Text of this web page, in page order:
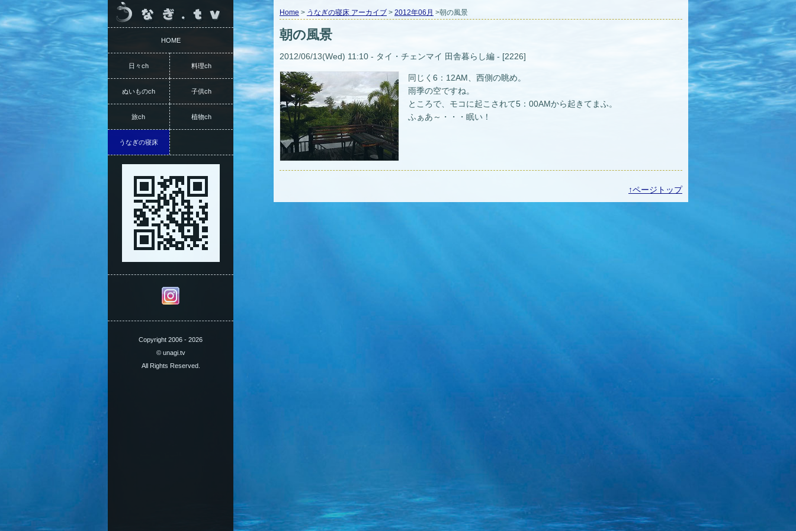
Home > うなぎの寝床 アーカイブ > 2012年06月 >朝の風景
朝の風景
2012/06/13(Wed) 11:10 - タイ・チェンマイ 田舎暮らし編 - [2226]
同じく6：12AM、西側の眺め。
雨季の空ですね。
ところで、モコに起こされて5：00AMから起きてまふ。
ふぁあ～・・・眠い！
↑ページトップ
HOME
日々ch 料理ch
ぬいものch 子供ch
旅ch 植物ch
うなぎの寝床
Copyright 2006 - 2026
© unagi.tv
All Rights Reserved.